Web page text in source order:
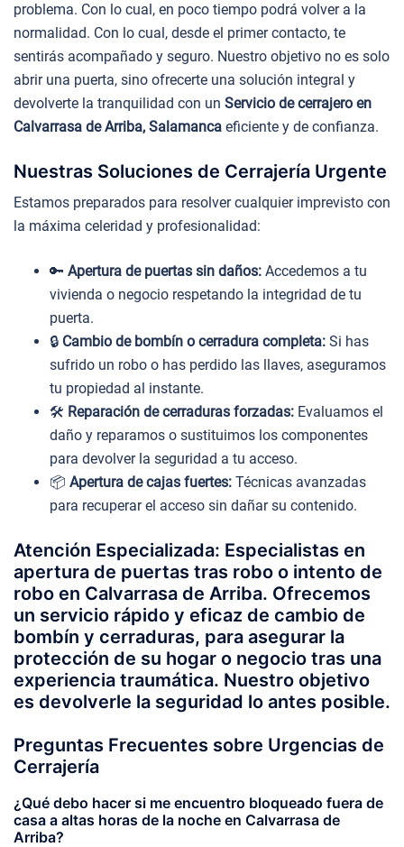
problema. Con lo cual, en poco tiempo podrá volver a la
normalidad. Con lo cual, desde el primer contacto, te
sentirás acompañado y seguro. Nuestro objetivo no es solo
abrir una puerta, sino ofrecerte una solución integral y
devolverte la tranquilidad con un Servicio de cerrajero en
Calvarrasa de Arriba, Salamanca eficiente y de confianza.
Nuestras Soluciones de Cerrajería Urgente
Estamos preparados para resolver cualquier imprevisto con
la máxima celeridad y profesionalidad:
🔑 Apertura de puertas sin daños: Accedemos a tu
vivienda o negocio respetando la integridad de tu
puerta.
🔒 Cambio de bombín o cerradura completa: Si has
sufrido un robo o has perdido las llaves, aseguramos
tu propiedad al instante.
🛠️ Reparación de cerraduras forzadas: Evaluamos el
daño y reparamos o sustituimos los componentes
para devolver la seguridad a tu acceso.
📦 Apertura de cajas fuertes: Técnicas avanzadas
para recuperar el acceso sin dañar su contenido.
Atención Especializada: Especialistas en
apertura de puertas tras robo o intento de
robo en Calvarrasa de Arriba. Ofrecemos
un servicio rápido y eficaz de cambio de
bombín y cerraduras, para asegurar la
protección de su hogar o negocio tras una
experiencia traumática. Nuestro objetivo
es devolverle la seguridad lo antes posible.
Preguntas Frecuentes sobre Urgencias de
Cerrajería
¿Qué debo hacer si me encuentro bloqueado fuera de
casa a altas horas de la noche en Calvarrasa de
Arriba?